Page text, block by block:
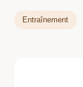
Entraînement